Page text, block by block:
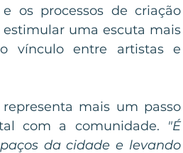
os processos de criação
uma escuta mais
vínculo entre artistas e
mais um passo
com a comunidade. "É
da cidade e levando